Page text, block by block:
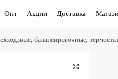
Опт Акции Доставка
балансировочные,
🔍